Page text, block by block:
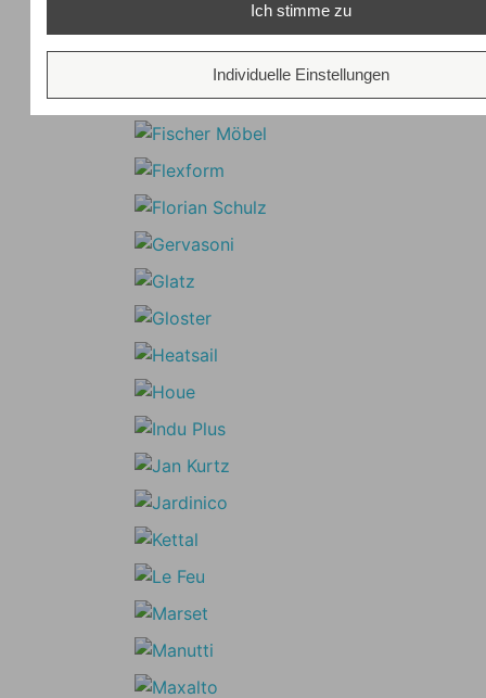
Ich stimme zu
Individuelle Einstellungen